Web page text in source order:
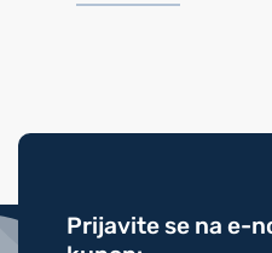
Prijavite se na e-